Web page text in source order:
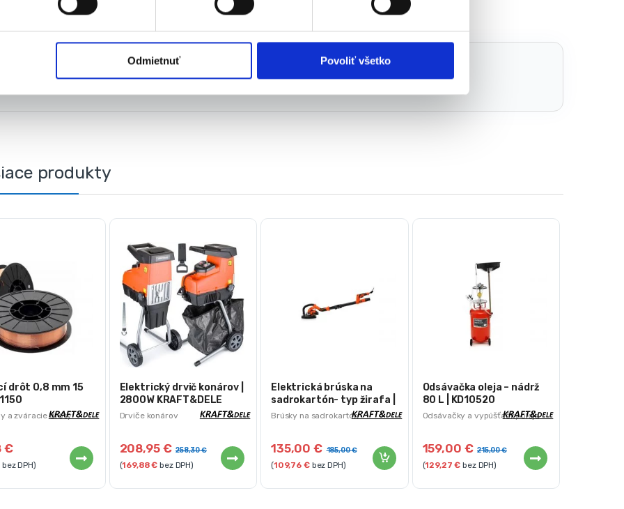
Odmietnuť Povoliť všetko
produkty
a zváracie drôty
drôt 0,8 mm 15
€
bez DPH)
Drviče konárov
Elektrický drvič konárov |
2800W KRAFT&DELE
208,95 € 258,30€
(169,88€ bez DPH)
Brúsky na sadrokartón
Elektrická brúska na
sadrokartón- typ žirafa |
710 W
135,00€ 185,00€
(109,76 €bez DPH)
Odsávačky a vypúšťačky oleja
Odsávačka oleja – nádrž
80 L | KD10520
159,00 € 215,00€
(129,27€ bez DPH)